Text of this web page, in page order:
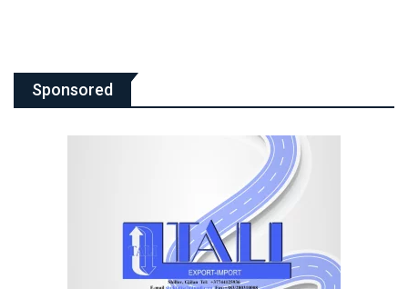
Sponsored